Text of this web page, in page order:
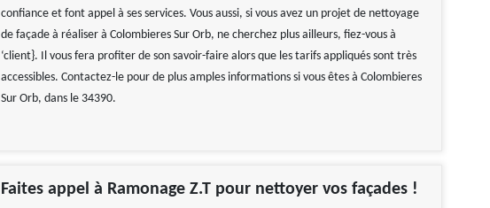
confiance et font appel à ses services. Vous aussi, si vous avez un projet de nettoyage
de façade à réaliser à Colombieres Sur Orb, ne cherchez plus ailleurs, fiez-vous à
‘client}. Il vous fera profiter de son savoir-faire alors que les tarifs appliqués sont très
accessibles. Contactez-le pour de plus amples informations si vous êtes à Colombieres
Sur Orb, dans le 34390.
Faites appel à Ramonage Z.T pour nettoyer vos façades !